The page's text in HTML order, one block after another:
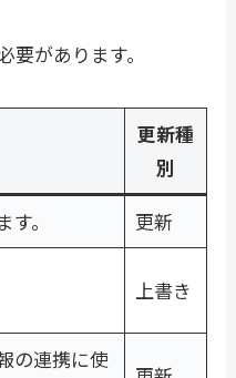
があります。
更新種
別
。
更新
上書き
の連携に使